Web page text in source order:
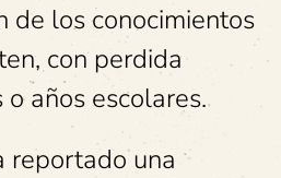
de los conocimientos
con perdida
años escolares.
reportado una